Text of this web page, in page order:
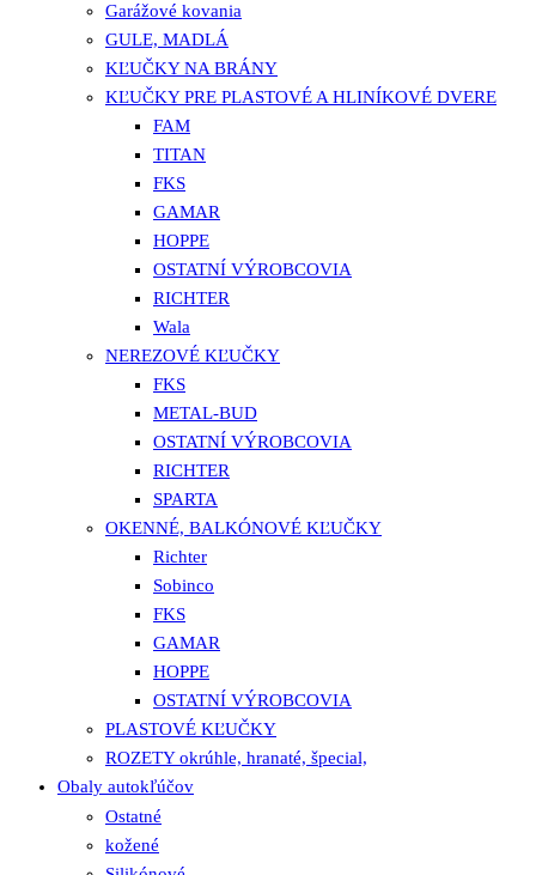
Garážové kovania
GULE, MADLÁ
KĽUČKY NA BRÁNY
KĽUČKY PRE PLASTOVÉ A HLINÍKOVÉ DVERE
FAM
TITAN
FKS
GAMAR
HOPPE
OSTATNÍ VÝROBCOVIA
RICHTER
Wala
NEREZOVÉ KĽUČKY
FKS
METAL-BUD
OSTATNÍ VÝROBCOVIA
RICHTER
SPARTA
OKENNÉ, BALKÓNOVÉ KĽUČKY
Richter
Sobinco
FKS
GAMAR
HOPPE
OSTATNÍ VÝROBCOVIA
PLASTOVÉ KĽUČKY
ROZETY okrúhle, hranaté, špecial,
Obaly autokľúčov
Ostatné
kožené